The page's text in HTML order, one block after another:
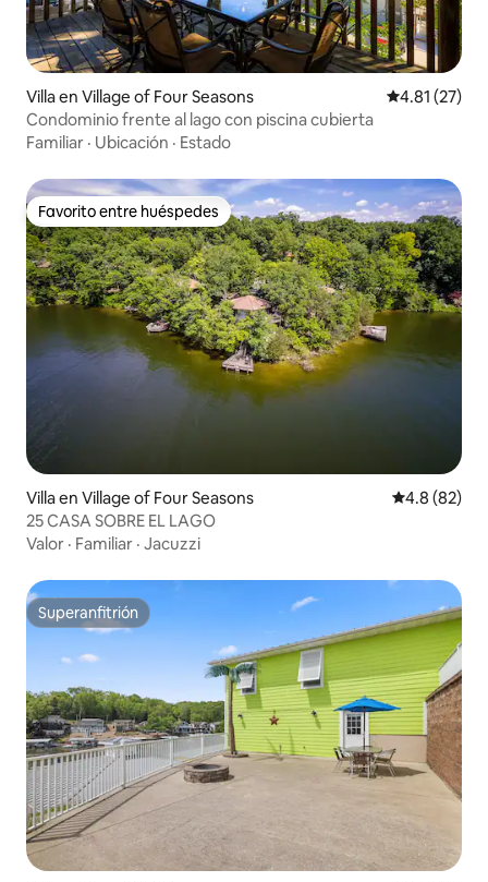
Villa en Village of Four Seasons Calificación
4.81 (27)
Condominio frente al lago con piscina cubierta
Familiar · Ubicación · Estado
Favorito entre huéspedes
Favorito entre huéspedes
Villa en Village of Four Seasons Calificación
4.8 (82)
25 CASA SOBRE EL LAGO
Valor · Familiar · Jacuzzi
Superanfitrión
Superanfitrión